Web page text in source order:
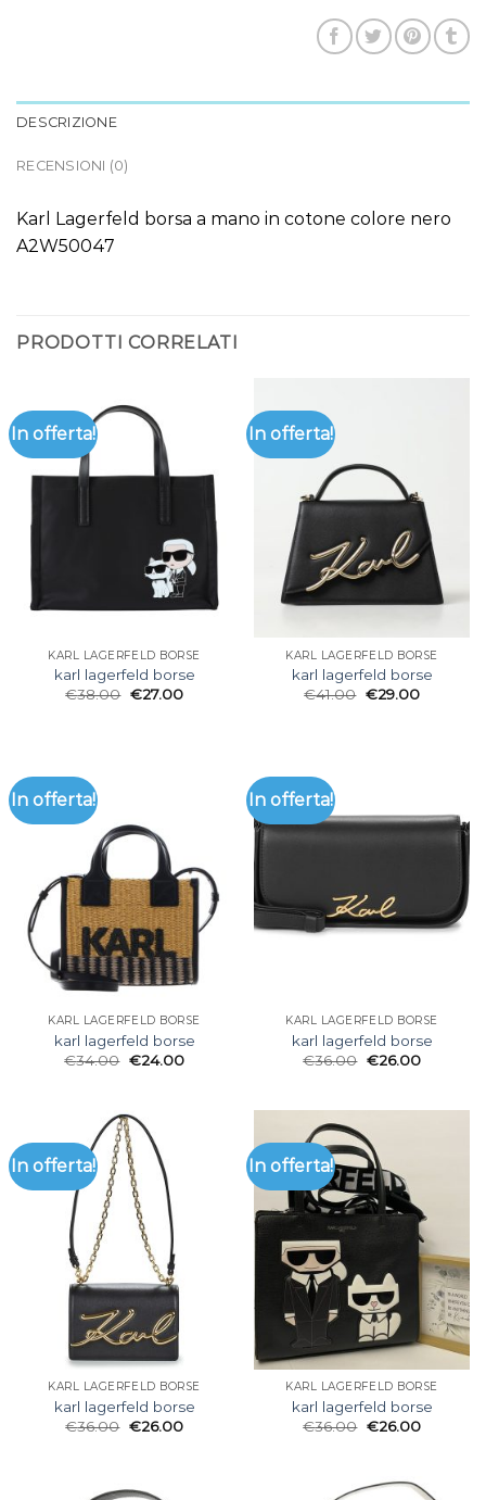
DESCRIZIONE
RECENSIONI (0)
Karl Lagerfeld borsa a mano in cotone colore nero
A2W50047
PRODOTTI CORRELATI
In offerta!
KARL LAGERFELD BORSE
karl lagerfeld borse
€38.00 €27.00
In offerta!
KARL LAGERFELD BORSE
karl lagerfeld borse
€41.00 €29.00
In offerta!
KARL LAGERFELD BORSE
karl lagerfeld borse
€34.00 €24.00
In offerta!
KARL LAGERFELD BORSE
karl lagerfeld borse
€36.00 €26.00
In offerta!
KARL LAGERFELD BORSE
karl lagerfeld borse
€36.00 €26.00
In offerta!
KARL LAGERFELD BORSE
karl lagerfeld borse
€36.00 €26.00